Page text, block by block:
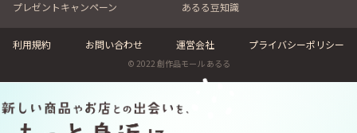
プレゼントキャンペーン
あるる豆知識
利用規約 お問い合わせ 運営会社 プライバシーポリシー
© 2022 創作品モール あるる